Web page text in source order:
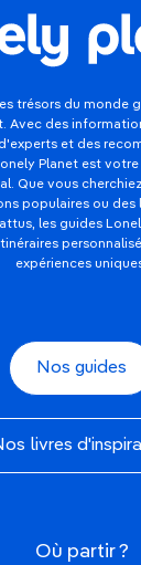
trésors du monde
Avec des
et des
Planet est
Que vous
populaires ou des
les guides
expériences
Nos guides
livres
Où partir ?